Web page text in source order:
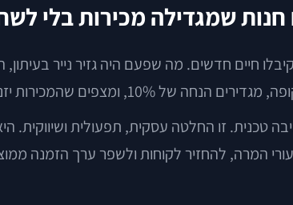
שמגדילה מכירות בלי
חיים חדשים. מה שפעם היה גזיר נייר
ומצפים שהמכירות יזנקו.
זו החלטה עסקית, תפעולית ושיווקית.
המרה, להחזיר לקוחות ולשפר ערך הזמנה